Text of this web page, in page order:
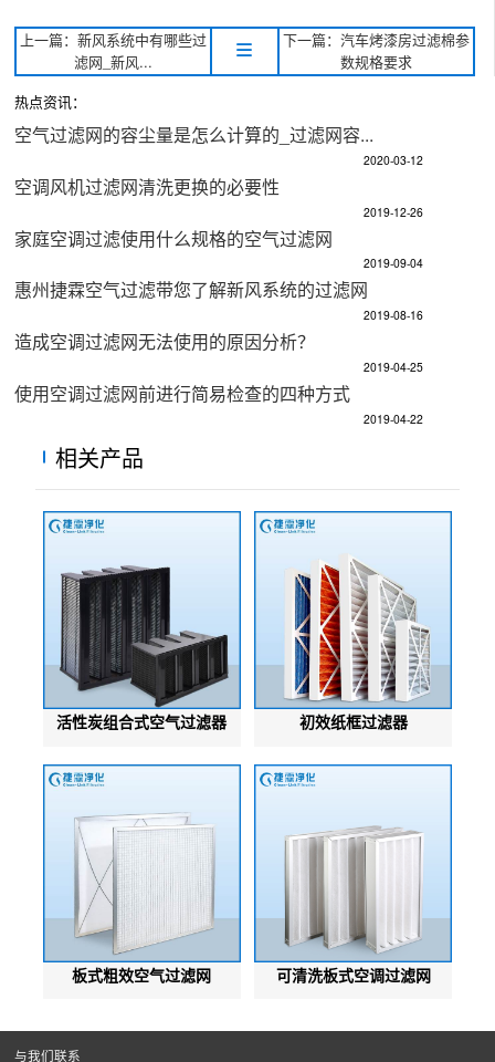
上一篇：新风系统中有哪些过
滤网_新风...
下一篇：汽车烤漆房过滤棉参
数规格要求
热点资讯：
空气过滤网的容尘量是怎么计算的_过滤网容...
2020-03-12
空调风机过滤网清洗更换的必要性
2019-12-26
家庭空调过滤使用什么规格的空气过滤网
2019-09-04
惠州捷霖空气过滤带您了解新风系统的过滤网
2019-08-16
造成空调过滤网无法使用的原因分析？
2019-04-25
使用空调过滤网前进行简易检查的四种方式
2019-04-22
相关产品
活性炭组合式空气过滤器 初效纸框过滤器
板式粗效空气过滤网 可清洗板式空调过滤网
与我们联系